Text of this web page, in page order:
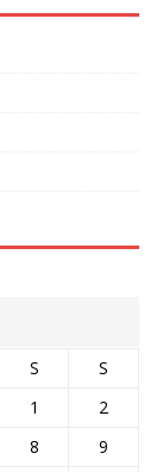
S
S
1
2
8
9